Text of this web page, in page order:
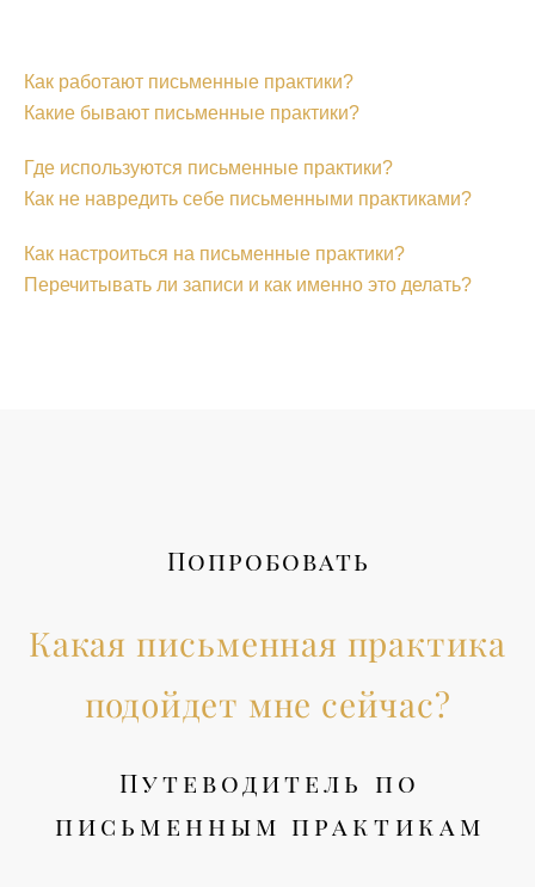
Как работают письменные практики?
Какие бывают письменные практики?
Где используются письменные практики?
Как не навредить себе письменными практиками?
Как настроиться на письменные практики?
Перечитывать ли записи и как именно это делать?
Попробовать
Какая письменная практика
подойдет мне сейчас?
Путеводитель по
письменным практикам